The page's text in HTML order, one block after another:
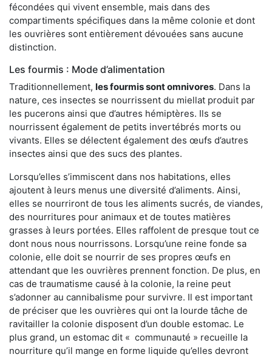
fécondées qui vivent ensemble, mais dans des
compartiments spécifiques dans la même colonie et dont
les ouvrières sont entièrement dévouées sans aucune
distinction.
Les fourmis : Mode d’alimentation
Traditionnellement, les fourmis sont omnivores. Dans la
nature, ces insectes se nourrissent du miellat produit par
les pucerons ainsi que d’autres hémiptères. Ils se
nourrissent également de petits invertébrés morts ou
vivants. Elles se délectent également des œufs d’autres
insectes ainsi que des sucs des plantes.
Lorsqu’elles s’immiscent dans nos habitations, elles
ajoutent à leurs menus une diversité d’aliments. Ainsi,
elles se nourriront de tous les aliments sucrés, de viandes,
des nourritures pour animaux et de toutes matières
grasses à leurs portées. Elles raffolent de presque tout ce
dont nous nous nourrissons. Lorsqu’une reine fonde sa
colonie, elle doit se nourrir de ses propres œufs en
attendant que les ouvrières prennent fonction. De plus, en
cas de traumatisme causé à la colonie, la reine peut
s’adonner au cannibalisme pour survivre. Il est important
de préciser que les ouvrières qui ont la lourde tâche de
ravitailler la colonie disposent d’un double estomac. Le
plus grand, un estomac dit « communauté » recueille la
nourriture qu’il mange en forme liquide qu’elles devront